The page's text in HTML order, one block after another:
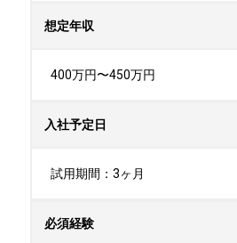
想定年収
400万円〜450万円
入社予定日
試用期間：3ヶ月
必須経験